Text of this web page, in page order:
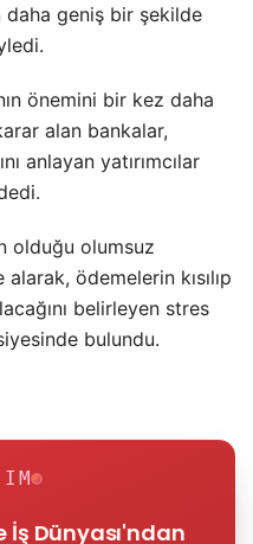
daha geniş bir şekilde
önemini bir kez daha
alan bankalar,
anlayan yatırımcılar
olduğu olumsuz
ödemelerin kısılıp
belirleyen stres
bulundu.
İş Dünyası'ndan